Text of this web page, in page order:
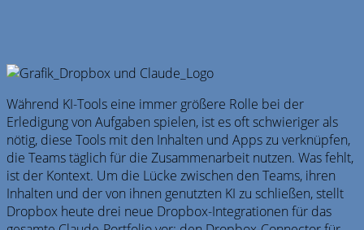
Während KI-Tools eine immer größere Rolle bei der
Erledigung von Aufgaben spielen, ist es oft schwieriger als
nötig, diese Tools mit den Inhalten und Apps zu verknüpfen,
die Teams täglich für die Zusammenarbeit nutzen. Was fehlt,
ist der Kontext. Um die Lücke zwischen den Teams, ihren
Inhalten und der von ihnen genutzten KI zu schließen, stellt
Dropbox heute drei neue Dropbox-Integrationen für das